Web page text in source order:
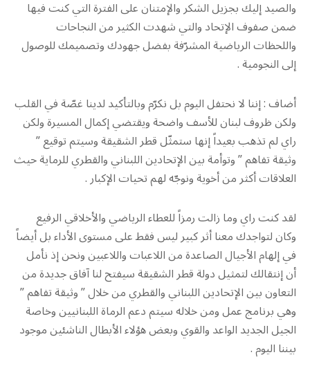
والصيد إليك بجزيل الشكر والإمتنان على الفترة التي كنت فيها
ضمن صفوف الإتحاد والتي شهدت الكثير من النجاحات
واللحظات الرياضية المشرّفة بفضل جهودك وتصميمك للوصول
إلى النجومية .
أضاف : إننا لا نحتفل اليوم بل نكرّم وبالتأكيد لدينا غصّة في القلب
ولكن ظروف لبنان للأسف واضحة ويقتضي إكمال المسيرة ولكن
راي لم تذهب بعيداً إنها ستمثّل قطر الشقيقة وسيتم توقيع ”
وثيقة تفاهم ” وتوأمة بين الإتحادين اللبناني والقطري للرماية حيث
العلاقات أكثر من أخوية ونوجّه لهم تحيات الإكبار .
لقد كنت راي وما زالت رمزاً للعطاء الرياضي والأخلاقي الرفيع
وكان لتواجدك معنا أثر كبير ليس فقط على مستوى الأداء بل أيضاً
في إلهام الأجيال الصاعدة من اللاعبات واللاعبين ونحن إذ نأمل
أن إنتقالك لتمثيل دولة قطر الشقيقة سيفتح لنا آفاق جديدة من
التعاون بين الإتحادين اللبناني والقطري من خلال ” وثيقة تفاهم ”
وهي برنامج عمل ومن خلاله سيتم دعم الرماة اللبنانيين وخاصة
الجيل الجديد الواعد والقوي وبعض هؤلاء الأبطال الناشئين موجود
بيننا اليوم .